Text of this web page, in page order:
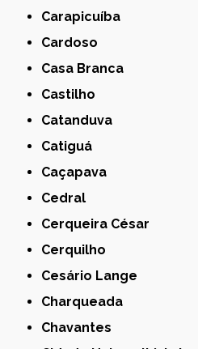
Carapicuíba
Cardoso
Casa Branca
Castilho
Catanduva
Catiguá
Caçapava
Cedral
Cerqueira César
Cerquilho
Cesário Lange
Charqueada
Chavantes